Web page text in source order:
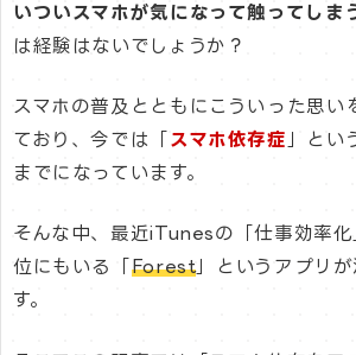
いついスマホが気になって触ってしま
は経験はないでしょうか？
スマホの普及とともにこういった思い
ており、今では「 スマホ依存症
」と
までになっています。
そんな中、最近iTunesの「仕事効率化
位にもいる「 Forest」というアプリ
す。